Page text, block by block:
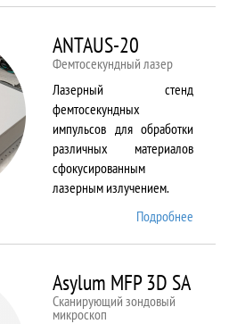
ANTAUS-20
Фемтосекундный лазер
Лазерный стенд
фемтосекундных
импульсов для обработки
различных материалов
сфокусированным
лазерным излучением.
Подробнее
Asylum MFP 3D SA
Сканирующий зондовый
микроскоп